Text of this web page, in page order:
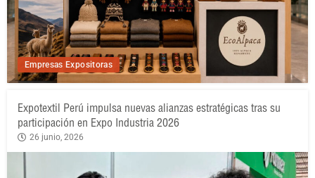
Empresas Expositoras
Expotextil Perú impulsa nuevas alianzas estratégicas tras su
participación en Expo Industria 2026
26 junio, 2026